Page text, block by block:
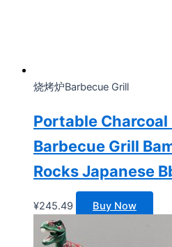
烧烤炉Barbecue Grill
Portable
Barbecue Grill
Rocks Japanese
¥245.49 Buy Now